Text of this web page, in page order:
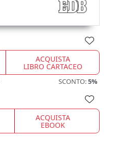
ACQUISTA
LIBRO CARTACEO
SCONTO:5%
ACQUISTA
EBOOK